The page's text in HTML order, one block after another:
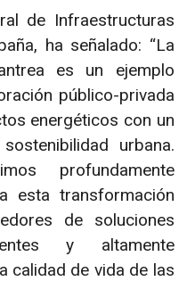
de Infraestructuras
ha señalado: “La
es un ejemplo
público-privada
energéticos con un
urbana.
profundamente
esta transformación
de soluciones
y altamente
calidad de vida de las